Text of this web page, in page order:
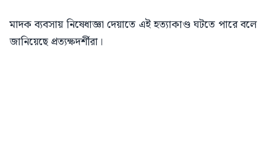
মাদক ব্যবসায় নিষেধাজ্ঞা দেয়াতে এই হত্যাকাণ্ড ঘটতে পারে বলে
জানিয়েছে প্রত্যক্ষদর্শীরা।